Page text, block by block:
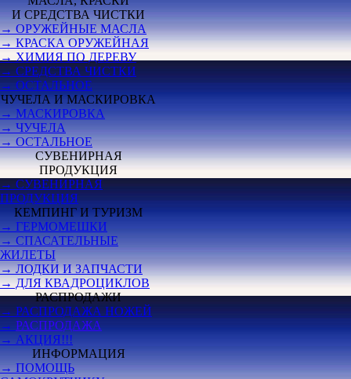
И СРЕДСТВА ЧИСТКИ
→ ОРУЖЕЙНЫЕ МАСЛА
→ КРАСКА ОРУЖЕЙНАЯ
→ ХИМИЯ ПО ДЕРЕВУ
→ СРЕДСТВА ЧИСТКИ
→ ОСТАЛЬНОЕ
ЧУЧЕЛА И МАСКИРОВКА
→ МАСКИРОВКА
→ ЧУЧЕЛА
→ ОСТАЛЬНОЕ
СУВЕНИРНАЯ
ПРОДУКЦИЯ
→ СУВЕНИРНАЯ
ПРОДУКЦИЯ
КЕМПИНГ И ТУРИЗМ
→ ГЕРМОМЕШКИ
→ СПАСАТЕЛЬНЫЕ
ЖИЛЕТЫ
→ ЛОДКИ И ЗАПЧАСТИ
→ ДЛЯ КВАДРОЦИКЛОВ
РАСПРОДАЖИ
→ РАСПРОДАЖА НОЖЕЙ
→ РАСПРОДАЖА
→ АКЦИЯ!!!
ИНФОРМАЦИЯ
→ ПОМОЩЬ